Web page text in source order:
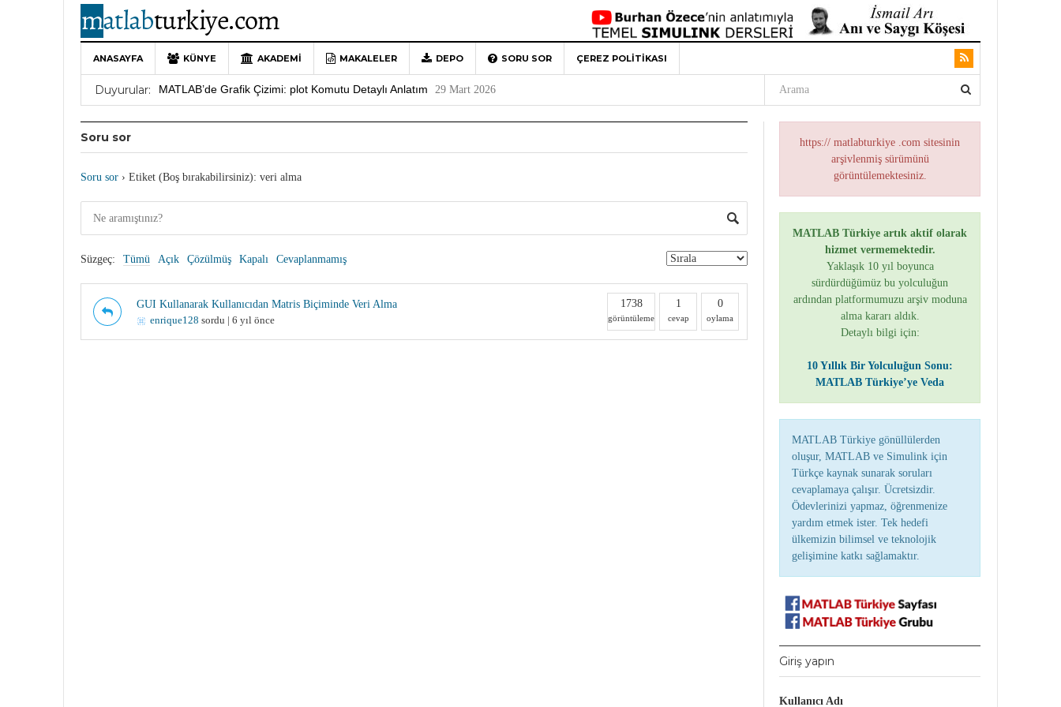
ANASAYFA KÜNYE AKADEMI MAKALELER DEPO SORU SOR ÇEREZ POLITIKASI
Duyurular:
10 Yıllık Bir Yolculuğun Sonu: MATLAB Türkiye’ye Veda 4 Mayıs 2026
MATLAB’de Grafik Çizimi: plot Komutu Detaylı Anlatım 29 Mart 2026
Soru sor
Soru sor › Etiket (Boş bırakabilirsiniz): veri alma
Süzgeç: Tümü Açık Çözülmüş Kapalı Cevaplanmamış
GUI Kullanarak Kullanıcıdan Matris Biçiminde Veri Alma
enrique128 sordu | 6 yıl önce
1738
görüntüleme
1
cevap
0
oylama
https:// matlabturkiye .com sitesinin
arşivlenmiş sürümünü
görüntülemektesiniz.
MATLAB Türkiye artık aktif olarak
hizmet vermemektedir.
Yaklaşık 10 yıl boyunca
sürdürdüğümüz bu yolculuğun
ardından platformumuzu arşiv moduna
alma kararı aldık.
Detaylı bilgi için:
10 Yıllık Bir Yolculuğun Sonu:
MATLAB Türkiye’ye Veda
MATLAB Türkiye gönüllülerden
oluşur, MATLAB ve Simulink için
Türkçe kaynak sunarak soruları
cevaplamaya çalışır. Ücretsizdir.
Ödevlerinizi yapmaz, öğrenmenize
yardım etmek ister. Tek hedefi
ülkemizin bilimsel ve teknolojik
gelişimine katkı sağlamaktır.
Giriş yapın
Kullanıcı Adı